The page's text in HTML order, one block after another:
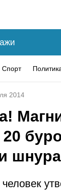
Спорт
2014
20